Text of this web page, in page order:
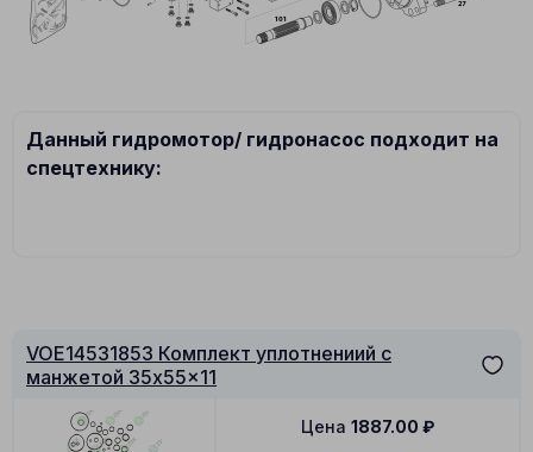
Данный гидромотор/ гидронасос подходит на
спецтехнику:
VOE14531853 Комплект уплотнениий с
манжетой 35x55x11
Цена 1887.00 ₽